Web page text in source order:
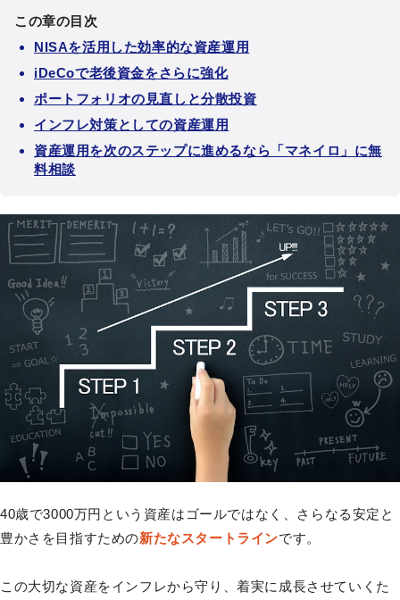
この章の目次
NISAを活用した効率的な資産運用
iDeCoで老後資金をさらに強化
ポートフォリオの見直しと分散投資
インフレ対策としての資産運用
資産運用を次のステップに進めるなら「マネイロ」に無
料相談
40歳で3000万円という資産はゴールではなく、さらなる安定と
豊かさを目指すための新たなスタートラインです。
この大切な資産をインフレから守り、着実に成長させていくた